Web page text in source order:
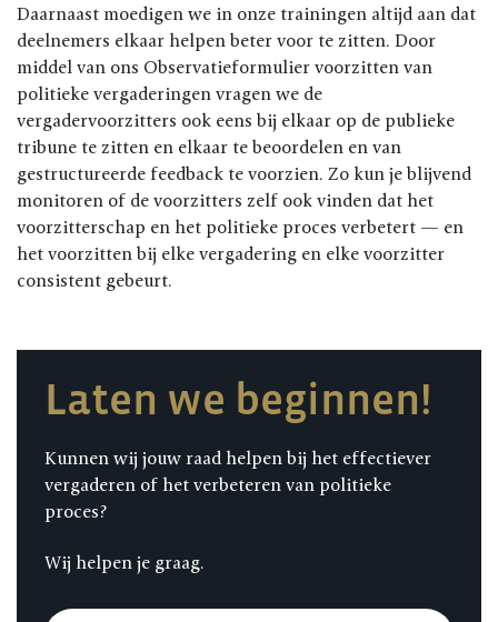
Daarnaast moedigen we in onze trainingen altijd aan dat
deelnemers elkaar helpen beter voor te zitten. Door
middel van ons Observatieformulier voorzitten van
politieke vergaderingen vragen we de
vergadervoorzitters ook eens bij elkaar op de publieke
tribune te zitten en elkaar te beoordelen en van
gestructureerde feedback te voorzien. Zo kun je blijvend
monitoren of de voorzitters zelf ook vinden dat het
voorzitterschap en het politieke proces verbetert — en
het voorzitten bij elke vergadering en elke voorzitter
consistent gebeurt.
Laten we beginnen!
Kunnen wij jouw raad helpen bij het effectiever
vergaderen of het verbeteren van politieke
proces?
Wij helpen je graag.